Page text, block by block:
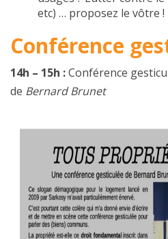
etc) … proposez le vôtre !
Conférence
14h – 15h :Conférence
de Bernard Brunet